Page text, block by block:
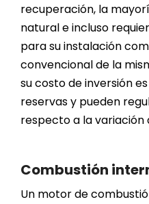
recuperación, la
natural e incluso
para su instalación
convencional de la
su costo de inversión
reservas y pueden
respecto a la variación
Combustión
Un motor de